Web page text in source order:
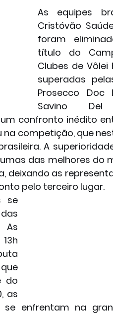
As equipes
Cristóvão
foram
título do
Clubes de Vôlei
superadas
Prosecco Doc
Savino Del
confronto inédito
na competição, que
A
das melhores do
deixando as
pelo terceiro lugar.
se
As
do
as
se enfrentam na